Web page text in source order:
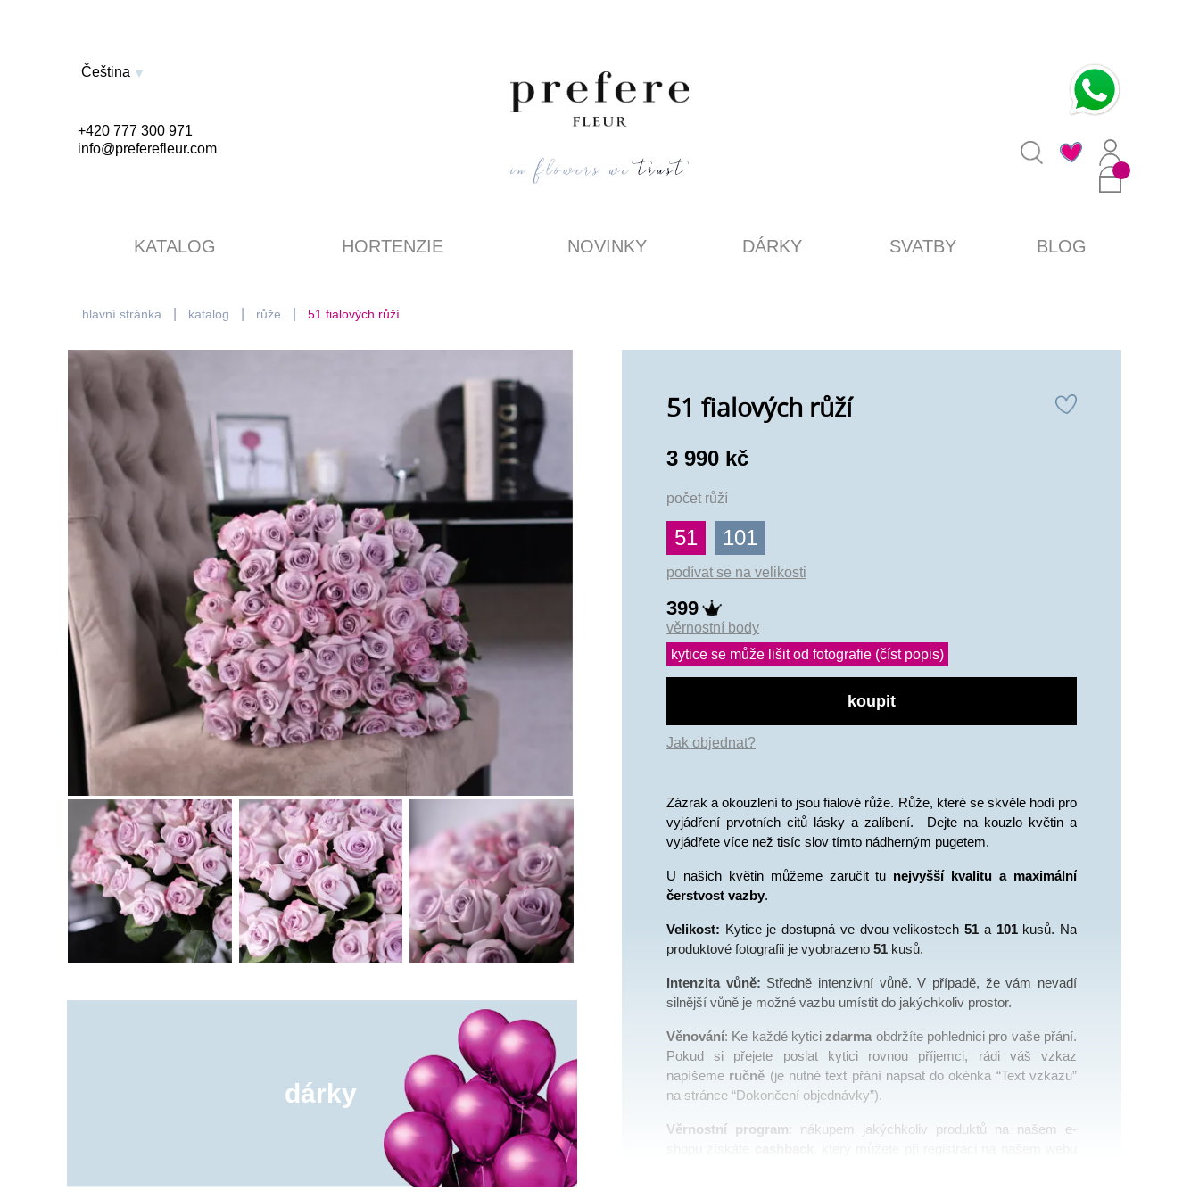
Čeština
+420 777 300 971
info@preferefleur.com
KATALOG HORTENZIE NOVINKY DÁRKY SVATBY BLOG
hlavní stránka katalog růže 51 fialových růží
dárky
51 fialových růží
3 990 kč
počet růží
51 101
podívat se na velikosti
399
věrnostní body
kytice se může lišit od fotografie (číst popis)
koupit
Jak objednat?
Zázrak a okouzlení to jsou fialové růže. Růže, které se skvěle hodí pro
vyjádření prvotních citů lásky a zalíbení.  Dejte na kouzlo květin a
vyjádřete více než tisíc slov tímto nádherným pugetem.
U našich květin můžeme zaručit tu nejvyšší kvalitu a maximální
čerstvost vazby.
Velikost: Kytice je dostupná ve dvou velikostech 51 a 101 kusů. Na
produktové fotografii je vyobrazeno 51 kusů.
Intenzita vůně: Středně intenzivní vůně. V případě, že vám nevadí
silnější vůně je možné vazbu umístit do jakýchkoliv prostor.
Věnování: Ke každé kytici zdarma obdržíte pohlednici pro vaše přání.
Pokud si přejete poslat kytici rovnou příjemci, rádi váš vzkaz
napíšeme ručně (je nutné text přání napsat do okénka “Text vzkazu”
na stránce “Dokončení objednávky”).
Věrnostní program: nákupem jakýchkoliv produktů na našem e-